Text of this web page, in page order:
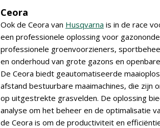
Ceora
Ook de Ceora van Husqvarna is in de race
een professionele oplossing voor
professionele groenvoorzieners,
en onderhoud van grote gazons en
De Ceora biedt geautomatiseerde
afstand bestuurbare maaimachines, die zijn
op uitgestrekte grasvelden. De oplossing
analyse om het beheer en de optimalisatie
de Ceora is om de productiviteit en